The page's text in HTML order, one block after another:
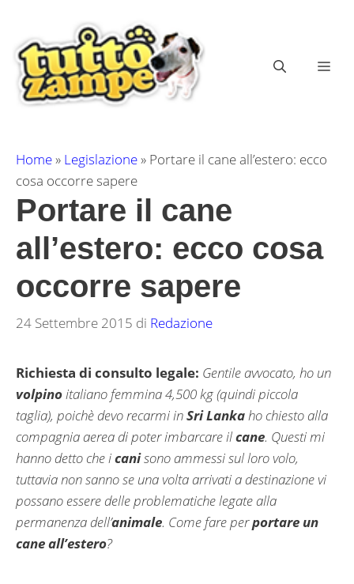
contenuto
Home» Legislazione» Portare il cane all’estero: ecco
cosa occorre sapere
Portare il cane
all’estero: ecco cosa
occorre sapere
24 Settembre 2015 di Redazione
Richiesta di consulto legale: Gentile avvocato, ho un
volpinoitaliano femmina 4,500 kg (quindi piccola
taglia), poichè devo recarmi inSri Lankaho chiesto alla
compagnia aerea di poter imbarcare ilcane. Questi mi
hanno detto che icanisono ammessi sul loro volo,
tuttavia non sanno se una volta arrivati a destinazione vi
possano essere delle problematiche legate alla
permanenza dell’animale. Come fare perportare un
cane all’estero?